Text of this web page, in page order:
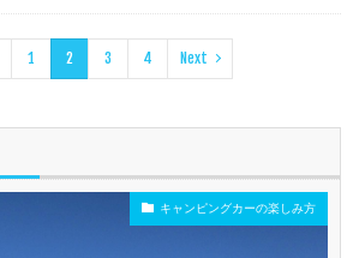
1 2 3 4 Next
キャンピングカーの楽しみ方